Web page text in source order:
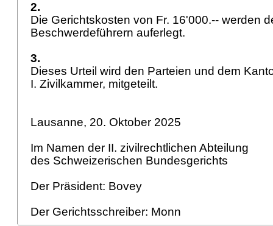
2.
Die Gerichtskosten von Fr. 16'000.-- werden
Beschwerdeführern auferlegt.
3.
Dieses Urteil wird den Parteien und dem
I. Zivilkammer, mitgeteilt.
Lausanne, 20. Oktober 2025
Im Namen der II. zivilrechtlichen Abteilung
des Schweizerischen Bundesgerichts
Der Präsident: Bovey
Der Gerichtsschreiber: Monn